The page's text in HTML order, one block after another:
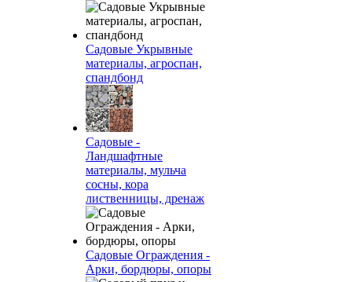
Садовые Укрывные
материалы, агроспан,
спандбонд
Садовые -
Ландшафтные
материалы, мульча
сосны, кора
лиственницы, дренаж
Садовые Ограждения -
Арки, бордюры, опоры